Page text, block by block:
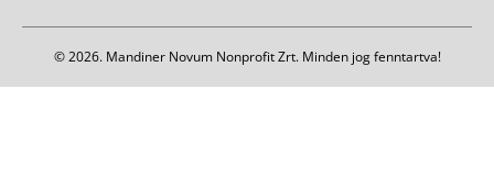
© 2026. Mandiner Novum Nonprofit Zrt. Minden jog fenntartva!